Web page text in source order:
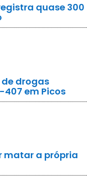
quase 300
de drogas
em Picos
matar a própria